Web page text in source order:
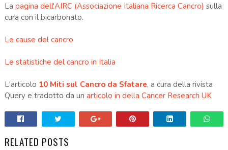
La pagina dell'AIRC (Associazione Italiana Ricerca Cancro) sulla
cura con il bicarbonato.
Le cause del cancro
Le statistiche del cancro in Italia
L'articolo 10 Miti sul Cancro da Sfatare, a cura della rivista
Query e tradotto da un articolo in della Cancer Research UK
RELATED POSTS